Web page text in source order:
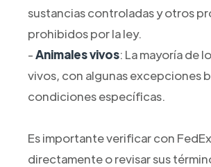
sustancias controladas y otros
prohibidos por la ley.
-Animales vivos: La mayoría de
vivos, con algunas excepciones
condiciones específicas.
Es importante verificar con FedEx
directamente o revisar sus